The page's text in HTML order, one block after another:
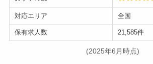
対応エリア 全国
保有求人数 21,585件
(2025年6月時点)